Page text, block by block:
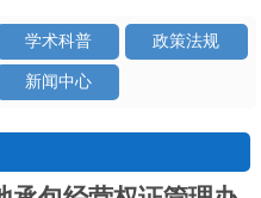
学术科普 政策法规
新闻中心